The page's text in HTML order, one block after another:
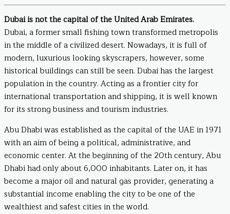
Dubai is not the capital of the United Arab Emirates.
Dubai, a former small fishing town transformed metropolis
in the middle of a civilized desert. Nowadays, it is full of
modern, luxurious looking skyscrapers, however, some
historical buildings can still be seen. Dubai has the largest
population in the country. Acting as a frontier city for
international transportation and shipping, it is well known
for its strong business and tourism industries.
Abu Dhabi was established as the capital of the UAE in 1971
with an aim of being a political, administrative, and
economic center. At the beginning of the 20th century, Abu
Dhabi had only about 6,000 inhabitants. Later on, it has
become a major oil and natural gas provider, generating a
substantial income enabling the city to be one of the
wealthiest and safest cities in the world.